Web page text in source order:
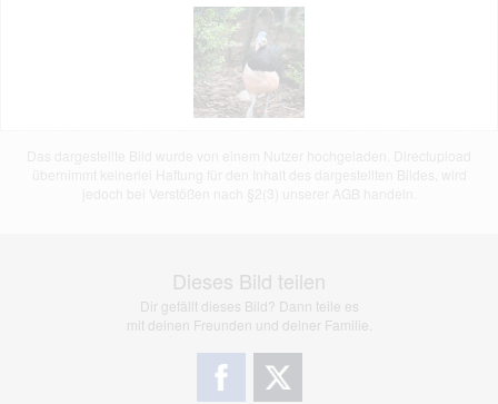
jedoch bei Verstößen nach §2(3) unserer AGB handeln.
Dieses Bild teilen
Dir gefällt dieses Bild? Dann teile es
mit deinen Freunden und deiner Familie.